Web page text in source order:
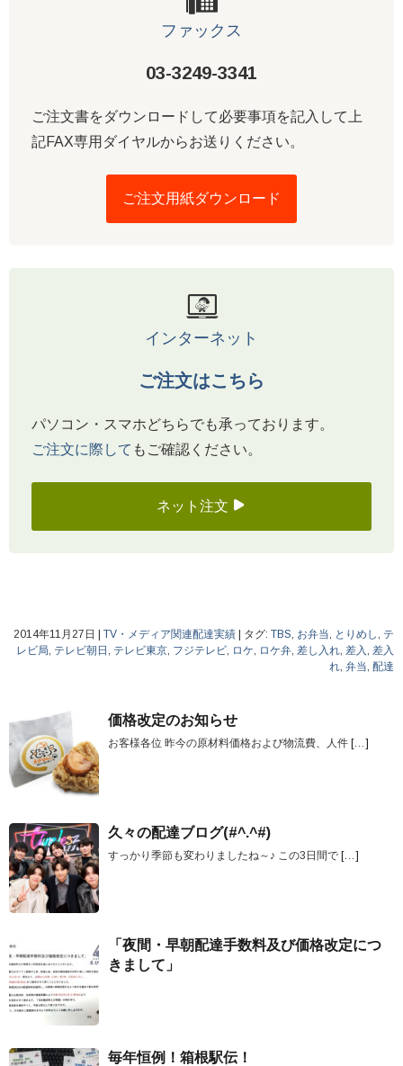
ファックス
03-3249-3341
ご注文書をダウンロードして必要事項を記入して上
記FAX専用ダイヤルからお送りください。
ご注文用紙ダウンロード
インターネット
ご注文はこちら
パソコン・スマホどちらでも承っております。
ご注文に際して もご確認ください。
ネット注文
2014年11月27日 | TV・メディア関連配達実績 | タグ: TBS お弁当 とりめし
テ
レビ局 テレビ朝日 テレビ東京 フジテレビ ロケ ロケ弁 差し入れ 差入
差入
れ 弁当 配達
価格改定のお知らせ
お客様各位 昨今の原材料価格および物流費、人件 […]
久々の配達ブログ(#^.^#)
すっかり季節も変わりましたね～♪ この3日間で […]
「夜間・早朝配達手数料及び価格改定につ
きまして」
毎年恒例！箱根駅伝！